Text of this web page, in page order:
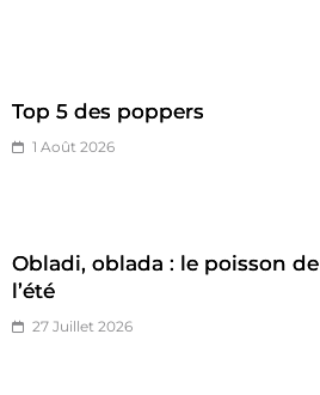
Top 5 des poppers
1 Août 2026
Obladi, oblada : le poisson de
l’été
27 Juillet 2026